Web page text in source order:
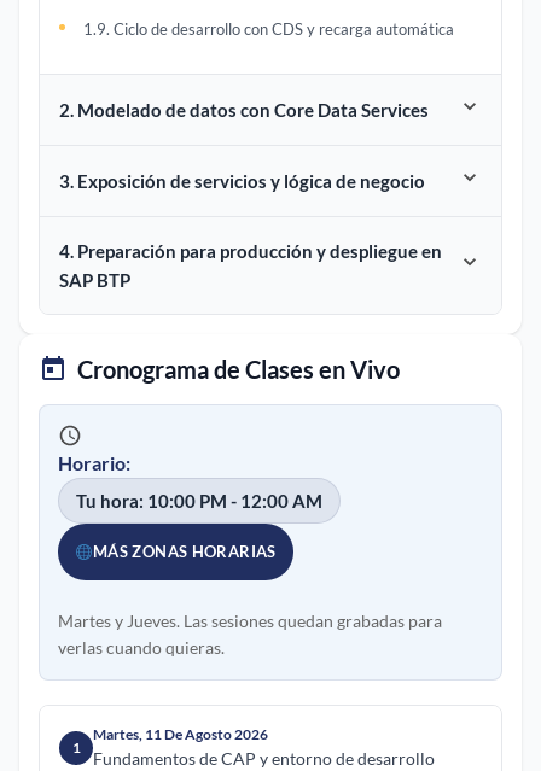
1.9. Ciclo de desarrollo con CDS y recarga automática
2. Modelado de datos con Core Data Services
3. Exposición de servicios y lógica de negocio
4. Preparación para producción y despliegue en
SAP BTP
Cronograma de Clases en Vivo
Horario:
Tu hora: 10:00 PM - 12:00 AM
MÁS ZONAS HORARIAS
Martes y Jueves. Las sesiones quedan grabadas para
verlas cuando quieras.
1
Martes, 11 De Agosto 2026
Fundamentos de CAP y entorno de desarrollo